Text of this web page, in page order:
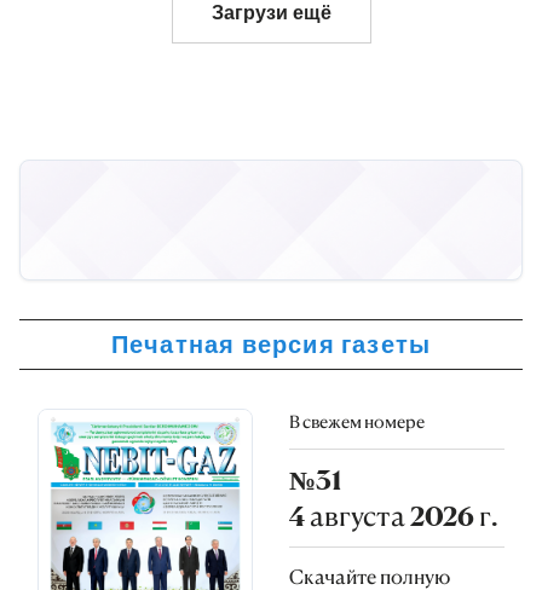
Загрузи ещё
Печатная версия газеты
В свежем номере
№31
4 августа 2026 г.
Скачайте полную